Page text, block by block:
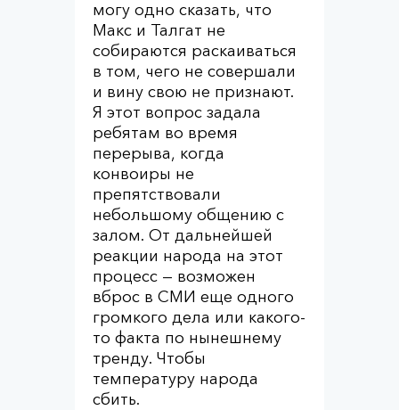
могу одно сказать, что
Макс и Талгат не
собираются раскаиваться
в том, чего не совершали
и вину свою не признают.
Я этот вопрос задала
ребятам во время
перерыва, когда
конвоиры не
препятствовали
небольшому общению с
залом. От дальнейшей
реакции народа на этот
процесс — возможен
вброс в СМИ еще одного
громкого дела или какого-
то факта по нынешнему
тренду. Чтобы
температуру народа
сбить.